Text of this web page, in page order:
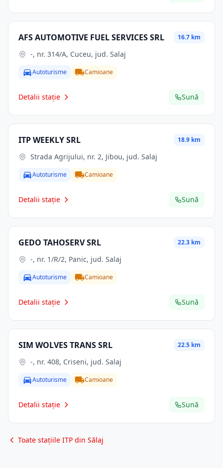
AFS AUTOMOTIVE FUEL SERVICES SRL 16.7 km
-, nr. 314/A, Cuceu, jud. Salaj
Autoturisme Camioane
Detalii stație Sună
ITP WEEKLY SRL 18.9 km
Strada Agrijului, nr. 2, Jibou, jud. Salaj
Autoturisme Camioane
Detalii stație Sună
GEDO TAHOSERV SRL 22.3 km
-, nr. 1/R/2, Panic, jud. Salaj
Autoturisme Camioane
Detalii stație Sună
SIM WOLVES TRANS SRL 22.5 km
-, nr. 408, Criseni, jud. Salaj
Autoturisme Camioane
Detalii stație Sună
Toate stațiile ITP din Sălaj